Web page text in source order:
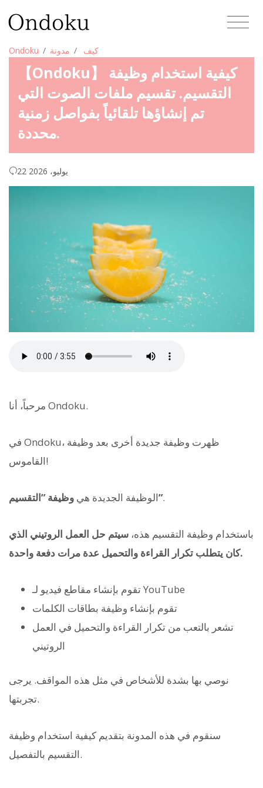
Ondoku مدونة كيف
【Ondoku】 كيفية استخدام وظيفة
التقسيم. تقسيم ملفات الصوت التي
تم إنشاؤها تلقائياً بفواصل زمنية
محددة.
22 يوليو، 2026
مرحباً، أنا Ondoku.
في Ondoku، ظهرت وظيفة جديدة أخرى بعد وظيفة
القاموس!
الوظيفة الجديدة هيوظيفة ”التقسيم”.
باستخدام وظيفة التقسيم هذه، سيتم حل العمل الروتيني الذي
كان يتطلب تكرار القراءة والتحميل عدة مرات دفعة واحدة.
تقوم بإنشاء مقاطع فيديو لـ YouTube
تقوم بإنشاء وظيفة بطاقات الكلمات
تشعر بالتعب من تكرار القراءة والتحميل في العمل
الروتيني
نوصي بها بشدة للأشخاص في مثل هذه المواقف. يرجى
تجربتها.
سنقوم في هذه المدونة بتقديم كيفية استخدام وظيفة
التقسيم بالتفصيل.